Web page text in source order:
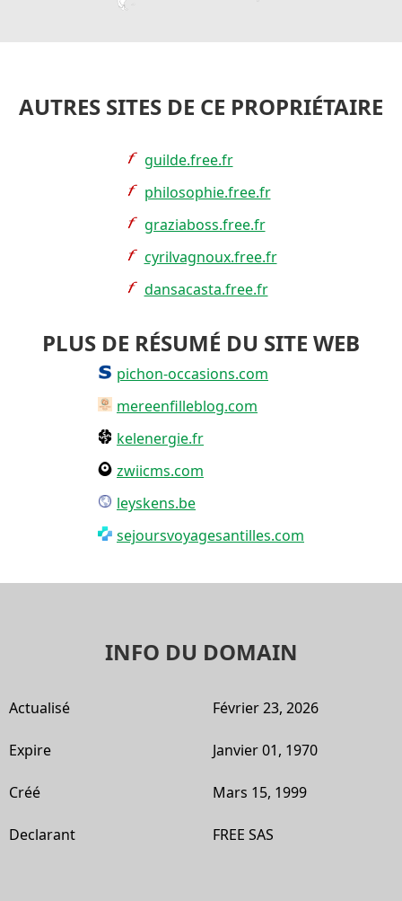
AUTRES SITES DE CE PROPRIÉTAIRE
guilde.free.fr
philosophie.free.fr
graziaboss.free.fr
cyrilvagnoux.free.fr
dansacasta.free.fr
PLUS DE RÉSUMÉ DU SITE WEB
pichon-occasions.com
mereenfilleblog.com
kelenergie.fr
zwiicms.com
leyskens.be
sejoursvoyagesantilles.com
INFO DU DOMAIN
Actualisé Février 23, 2026
Expire Janvier 01, 1970
Créé Mars 15, 1999
Declarant FREE SAS